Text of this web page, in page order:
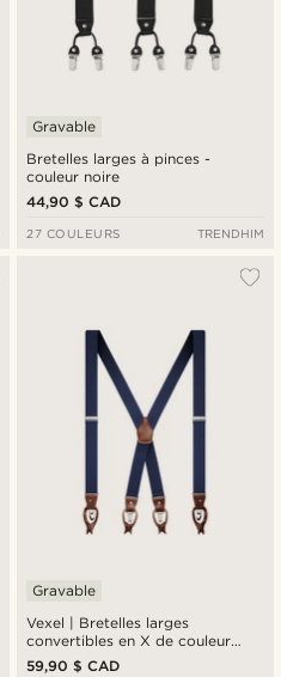
Bretelles larges à pinces -
couleur noire
Gravable
44,90 $ CAD
27 COULEURS TRENDHIM
Vexel | Bretelles larges
convertibles en X de couleur
bleu profond
Gravable
59,90 $ CAD